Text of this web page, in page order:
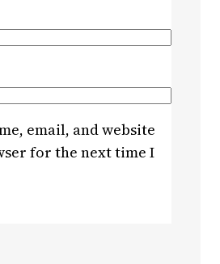
email, and website
for the next time I